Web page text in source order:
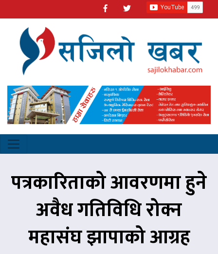
पत्रकारिताको आवरणमा हुने
अवैध गतिविधि रोक्न
महासंघ झापाको आग्रह